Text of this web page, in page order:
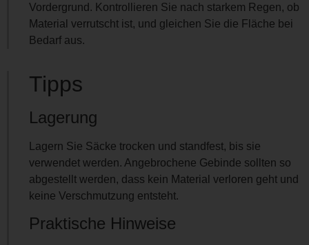
Vordergrund. Kontrollieren Sie nach starkem Regen, ob
Material verrutscht ist, und gleichen Sie die Fläche bei
Bedarf aus.
Tipps
Lagerung
Lagern Sie Säcke trocken und standfest, bis sie
verwendet werden. Angebrochene Gebinde sollten so
abgestellt werden, dass kein Material verloren geht und
keine Verschmutzung entsteht.
Praktische Hinweise